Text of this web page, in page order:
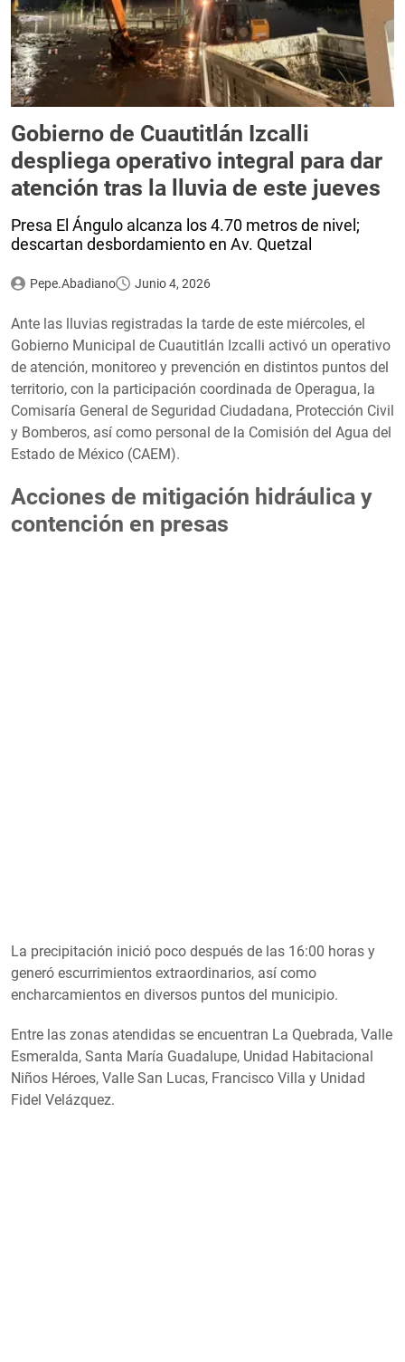
Gobierno de Cuautitlán Izcalli
despliega operativo integral para dar
atención tras la lluvia de este jueves
Presa El Ángulo alcanza los 4.70 metros de nivel;
descartan desbordamiento en Av. Quetzal
Pepe.Abadiano Junio 4, 2026
Ante las lluvias registradas la tarde de este miércoles, el
Gobierno Municipal de Cuautitlán Izcalli activó un operativo
de atención, monitoreo y prevención en distintos puntos del
territorio, con la participación coordinada de Operagua, la
Comisaría General de Seguridad Ciudadana, Protección Civil
y Bomberos, así como personal de la Comisión del Agua del
Estado de México (CAEM).
Acciones de mitigación hidráulica y
contención en presas
La precipitación inició poco después de las 16:00 horas y
generó escurrimientos extraordinarios, así como
encharcamientos en diversos puntos del municipio.
Entre las zonas atendidas se encuentran La Quebrada, Valle
Esmeralda, Santa María Guadalupe, Unidad Habitacional
Niños Héroes, Valle San Lucas, Francisco Villa y Unidad
Fidel Velázquez.